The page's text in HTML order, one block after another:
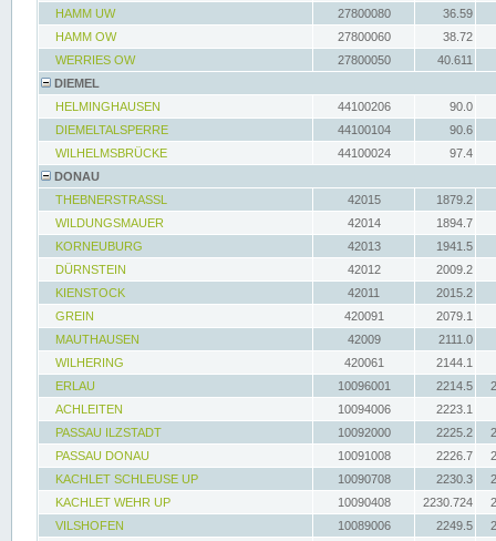
HAMM UW
27800080
36.59
HAMM OW
27800060
38.72
WERRIES OW
27800050
40.611
DIEMEL
HELMINGHAUSEN
44100206
90.0
DIEMELTALSPERRE
44100104
90.6
WILHELMSBRÜCKE
44100024
97.4
DONAU
THEBNERSTRASSL
42015
1879.2
WILDUNGSMAUER
42014
1894.7
KORNEUBURG
42013
1941.5
DÜRNSTEIN
42012
2009.2
KIENSTOCK
42011
2015.2
GREIN
420091
2079.1
MAUTHAUSEN
42009
2111.0
WILHERING
420061
2144.1
ERLAU
10096001 2214.5
ACHLEITEN
10094006
2223.1
PASSAU ILZSTADT
10092000 2225.2
PASSAU DONAU
10091008 2226.7
KACHLET SCHLEUSE UP
10090708 2230.3
KACHLET WEHR UP
10090408 2230.724
VILSHOFEN
10089006 2249.5